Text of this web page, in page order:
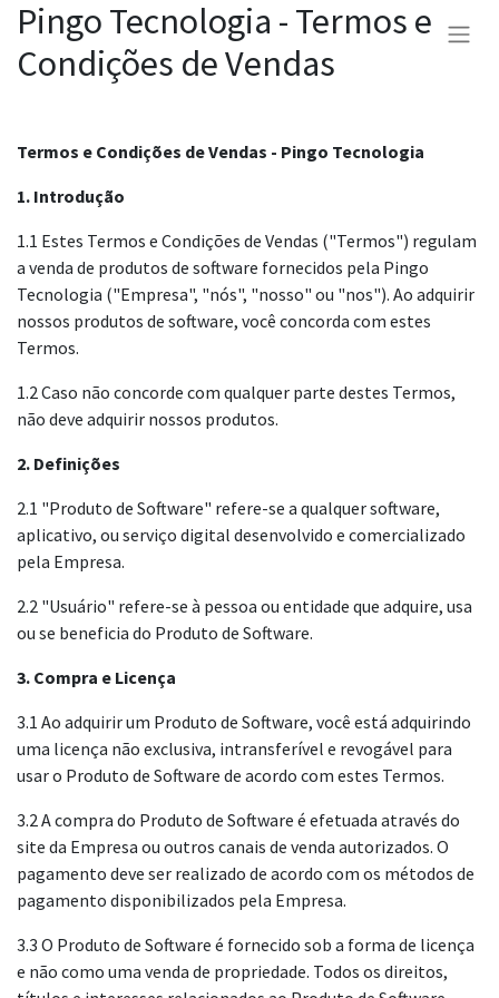
Pingo Tecnologia - Termos e
Condições de Vendas
Termos e Condições de Vendas - Pingo Tecnologia
1. Introdução
1.1 Estes Termos e Condições de Vendas ("Termos") regulam
a venda de produtos de software fornecidos pela Pingo
Tecnologia ("Empresa", "nós", "nosso" ou "nos"). Ao adquirir
nossos produtos de software, você concorda com estes
Termos.
1.2 Caso não concorde com qualquer parte destes Termos,
não deve adquirir nossos produtos.
2. Definições
2.1 "Produto de Software" refere-se a qualquer software,
aplicativo, ou serviço digital desenvolvido e comercializado
pela Empresa.
2.2 "Usuário" refere-se à pessoa ou entidade que adquire, usa
ou se beneficia do Produto de Software.
3. Compra e Licença
3.1 Ao adquirir um Produto de Software, você está adquirindo
uma licença não exclusiva, intransferível e revogável para
usar o Produto de Software de acordo com estes Termos.
3.2 A compra do Produto de Software é efetuada através do
site da Empresa ou outros canais de venda autorizados. O
pagamento deve ser realizado de acordo com os métodos de
pagamento disponibilizados pela Empresa.
3.3 O Produto de Software é fornecido sob a forma de licença
e não como uma venda de propriedade. Todos os direitos,